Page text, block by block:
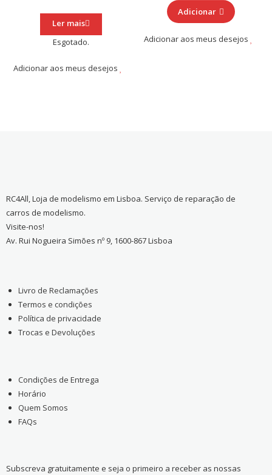
Ler mais
Esgotado.
Adicionar aos meus desejos
Adicionar
Adicionar aos meus desejos
RC4All, Loja de modelismo em Lisboa. Serviço de reparação de
carros de modelismo.
Visite-nos!
Av. Rui Nogueira Simões nº 9, 1600-867 Lisboa
Livro de Reclamações
Termos e condições
Política de privacidade
Trocas e Devoluções
Condições de Entrega
Horário
Quem Somos
FAQs
Subscreva gratuitamente e seja o primeiro a receber as nossas